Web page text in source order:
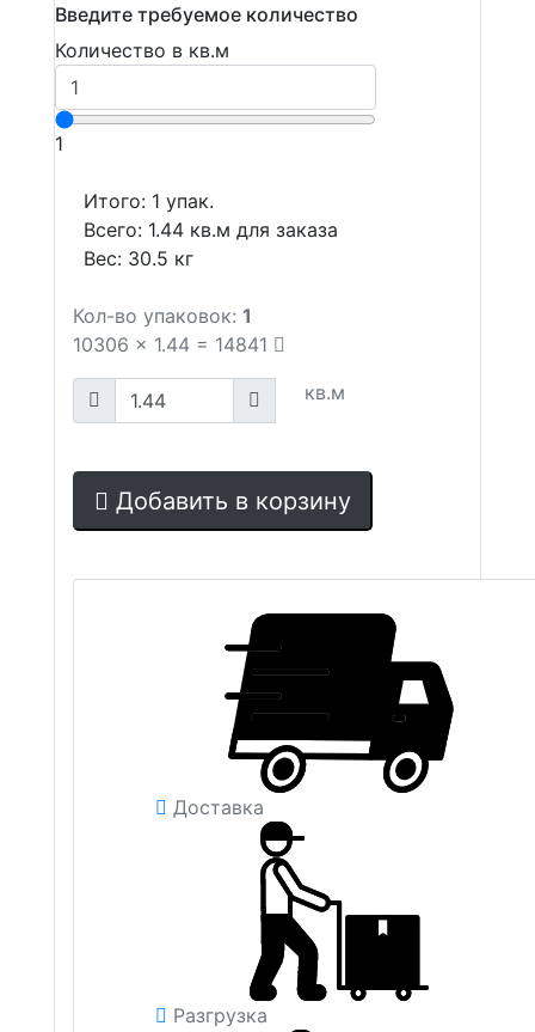
Введите требуемое количество
Количество в кв.м
1
Итого: 1 упак.
Всего: 1.44 кв.м для заказа
Вес: 30.5 кг
Кол-во упаковок: 1
10306 x 1.44 = 14841
кв.м
Добавить в корзину
Доставка
Разгрузка